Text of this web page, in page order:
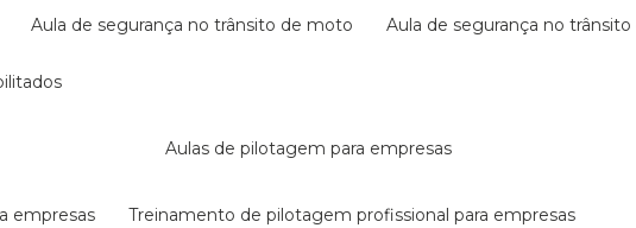
aula de segurança no trânsito de moto aula de segurança no
aulas de pilotagem para empresas
empresas treinamento de pilotagem profissional para empresas